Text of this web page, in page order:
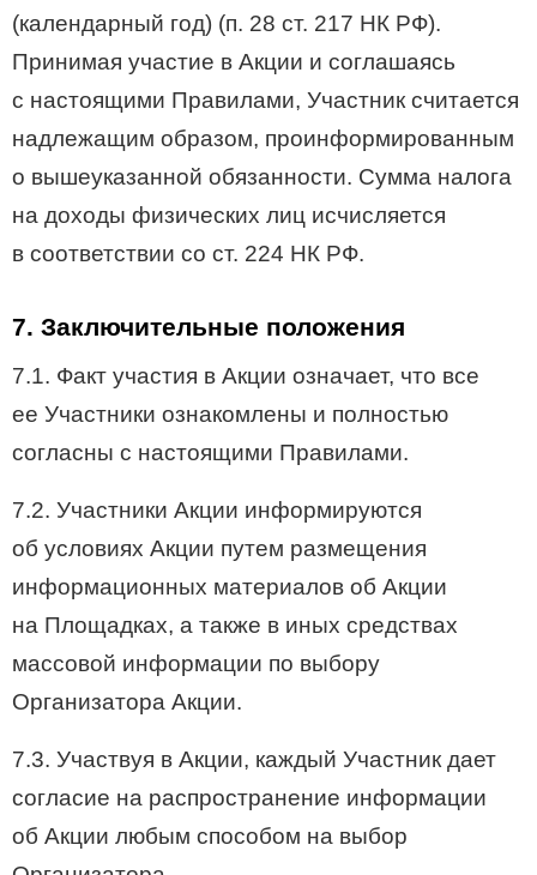
(календарный год) (п. 28 ст. 217 НК РФ).
Принимая участие в Акции и соглашаясь
с настоящими Правилами, Участник считается
надлежащим образом, проинформированным
о вышеуказанной обязанности. Сумма налога
на доходы физических лиц исчисляется
в соответствии со ст. 224 НК РФ.
7. Заключительные положения
7.1. Факт участия в Акции означает, что все
ее Участники ознакомлены и полностью
согласны с настоящими Правилами.
7.2. Участники Акции информируются
об условиях Акции путем размещения
информационных материалов об Акции
на Площадках, а также в иных средствах
массовой информации по выбору
Организатора Акции.
7.3. Участвуя в Акции, каждый Участник дает
согласие на распространение информации
об Акции любым способом на выбор